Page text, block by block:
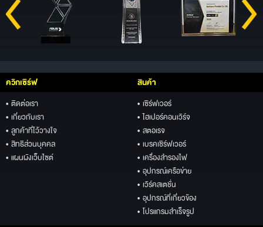
ควิกเซิร์ฟ
• ติดต่อเรา
• เกี่ยวกับเรา
• ลูกค้าที่ไว้วางใจ
• สิทธิส่วนบุคคล
• แผนผังเว็บไซต์
สินค้า
• เซิร์ฟเวอร์
• ไฮเปอร์คอนเวิร์จ
• สตอเรจ
• เบรคเซิร์ฟเวอร์
• เครื่องสำรองไฟ
• อุปกรณ์เครือข่าย
• เวิร์คสเตชั่น
• อุปกรณ์ที่เกี่ยวข้อง
• โปรแกรมสำเร็จรูป